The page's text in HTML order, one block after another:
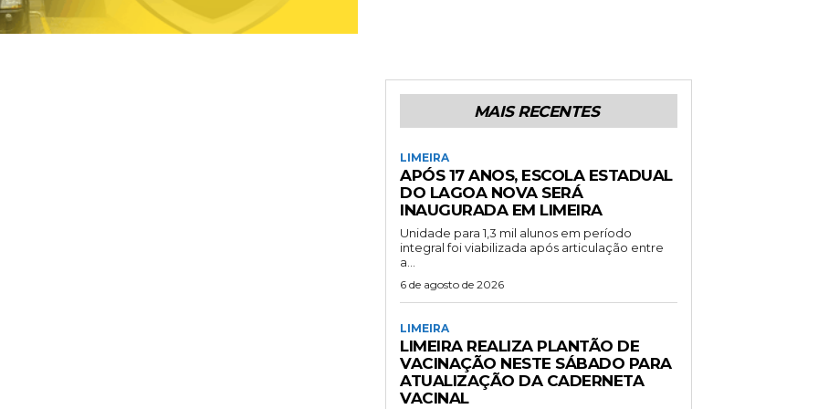
MAIS RECENTES
LIMEIRA
APÓS 17 ANOS, ESCOLA ESTADUAL
DO LAGOA NOVA SERÁ
INAUGURADA EM LIMEIRA
Unidade para 1,3 mil alunos em período
integral foi viabilizada após articulação entre
a...
6 de agosto de 2026
LIMEIRA
LIMEIRA REALIZA PLANTÃO DE
VACINAÇÃO NESTE SÁBADO PARA
ATUALIZAÇÃO DA CADERNETA
VACINAL